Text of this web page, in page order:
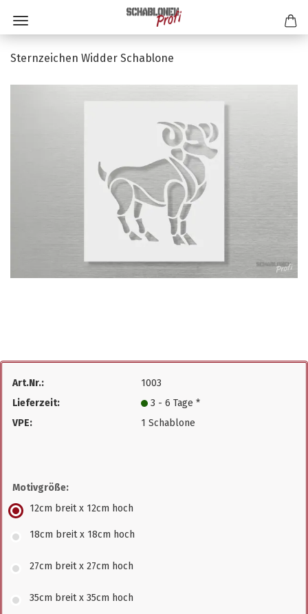
Sternzeichen Widder Schablone
Art.Nr.:
1003
Lieferzeit:
3 - 6 Tage *
VPE:
1 Schablone
Motivgröße:
12cm breit x 12cm hoch
18cm breit x 18cm hoch
27cm breit x 27cm hoch
35cm breit x 35cm hoch